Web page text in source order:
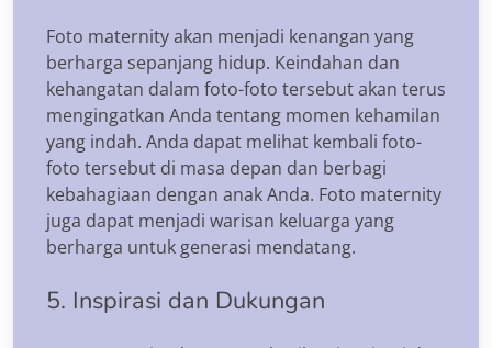
Foto maternity akan menjadi kenangan yang
berharga sepanjang hidup. Keindahan dan
kehangatan dalam foto-foto tersebut akan terus
mengingatkan Anda tentang momen kehamilan
yang indah. Anda dapat melihat kembali foto-
foto tersebut di masa depan dan berbagi
kebahagiaan dengan anak Anda. Foto maternity
juga dapat menjadi warisan keluarga yang
berharga untuk generasi mendatang.
5. Inspirasi dan Dukungan